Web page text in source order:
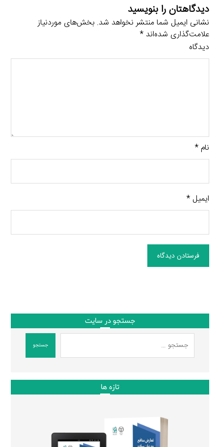
دیدگاهتان را بنویسید
نشانی ایمیل شما منتشر نخواهد شد. بخش‌های موردنیاز
علامت‌گذاری شده‌اند*
دیدگاه
نام*
ایمیل*
فرستادن دیدگاه
جستجو در سایت
جستجو
تازه ها